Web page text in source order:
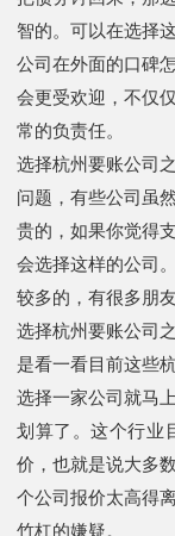
智的。可以在选择
公司在外面的口碑
会更受欢迎，不仅
常的负责任。
选择杭州要账公司
问题，有些公司虽
贵的，如果你觉得
会选择这样的公司
较多的，有很多朋
选择杭州要账公司
是看一看目前这些
选择一家公司就马
划算了。这个行业
价，也就是说大多
个公司报价太高得
竹杠的嫌疑。